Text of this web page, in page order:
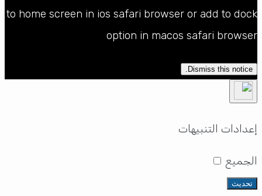
to home screen in ios safari browser or add to dock
option in macos safari browser
Dismiss this notice.
إعدادات التنبيهات
الجميع
تحديث